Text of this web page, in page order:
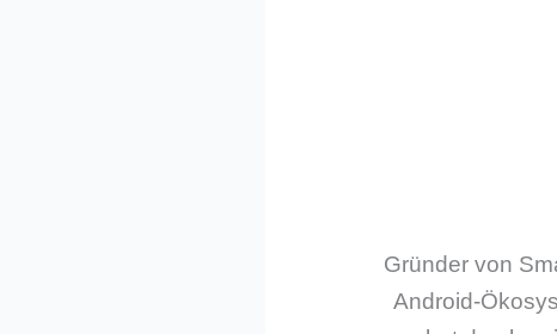
Gründer von
Android-